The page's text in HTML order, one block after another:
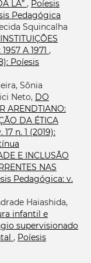
LA” , Poíesis
Pedagógica
Squincalha
A 1971 ,
Poíesis
Sônia
Neto, DO
ARENDTIANO:
DA ÉTICA
n. 1 (2019):
E INCLUSÃO
NAS
Pedagógica: v.
Haiashida,
infantil e
supervisionado
, Poíesis